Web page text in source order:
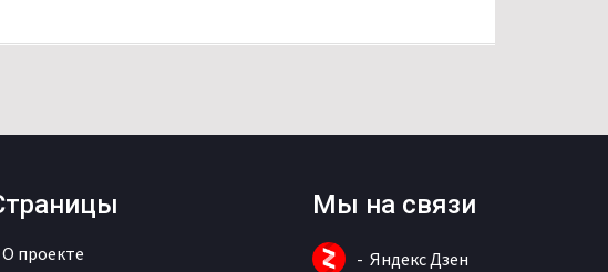
О проекте
Мы на связи
Яндекс Дзен